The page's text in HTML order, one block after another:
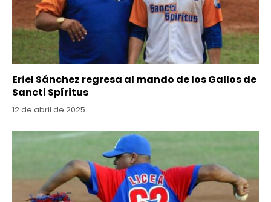
Eriel Sánchez regresa al mando de los Gallos de
Sancti Spíritus
12 de abril de 2025